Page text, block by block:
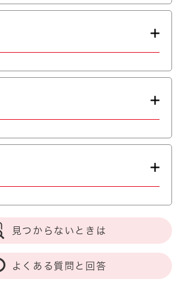
見つからないときは
よくある質問と回答